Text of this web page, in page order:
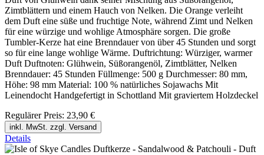
Zimtblättern und einem Hauch von Nelken. Die Orange verleiht
dem Duft eine süße und fruchtige Note, während Zimt und Nelken
für eine würzige und wohlige Atmosphäre sorgen. Die große
Tumbler-Kerze hat eine Brenndauer von über 45 Stunden und sorgt
so für eine lange wohlige Wärme. Duftrichtung: Würziger, warmer
Duft Duftnoten: Glühwein, Süßorangenöl, Zimtblätter, Nelken
Brenndauer: 45 Stunden Füllmenge: 500 g Durchmesser: 80 mm,
Höhe: 98 mm Material: 100 % natürliches Sojawachs Mit
Leinendocht Handgefertigt in Schottland Mit graviertem Holzdeckel
Regulärer Preis: 23,90 €
inkl. MwSt. zzgl. Versand
Details